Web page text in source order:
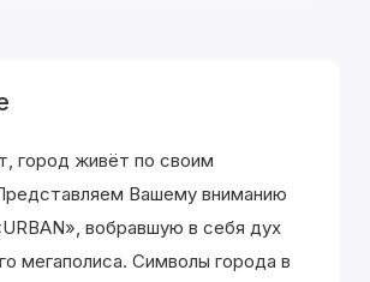
город живёт по своим
Вашему вниманию
вобравшую в себя дух
мегаполиса. Символы города в